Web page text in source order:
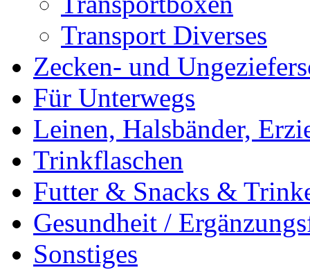
Transport Diverses
Zecken- und
Für Unterwegs
Leinen, Halsbänder,
Trinkflaschen
Futter & Snacks &
Gesundheit /
Sonstiges